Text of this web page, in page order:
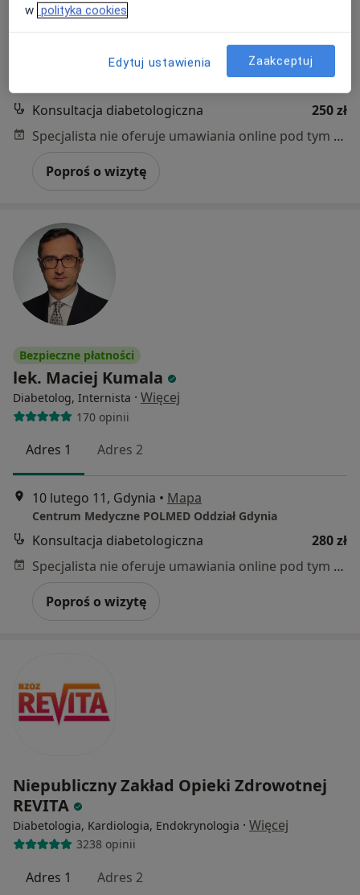
Adres 1
Adres 2
Obrońców Westerplatte 4a, Sandomierz •Mapa
Konsultacja diabetologiczna
250 zł
Specjalista nie oferuje umawiania online pod tym adresem.
Poproś o wizytę
Bezpieczne płatności
lek. Maciej Kumala
Diabetolog, Internista · Więcej
170 opinii
Adres 1 Adres 2
10 lutego 11, Gdynia • Mapa
Centrum Medyczne POLMED Oddział Gdynia
Konsultacja diabetologiczna
280 zł
Specjalista nie oferuje umawiania online pod tym adresem.
Poproś o wizytę
Niepubliczny Zakład Opieki Zdrowotnej
REVITA
Diabetologia, Kardiologia, Endokrynologia · Więcej
3238 opinii
Adres 1 Adres 2
w polityka cookies
Edytuj ustawienia Zaakceptuj